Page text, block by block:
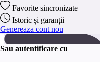
Salveaza
Favorite sincronizate
Istoric și garanții
Genereaza cont nou
Sau autentificare cu